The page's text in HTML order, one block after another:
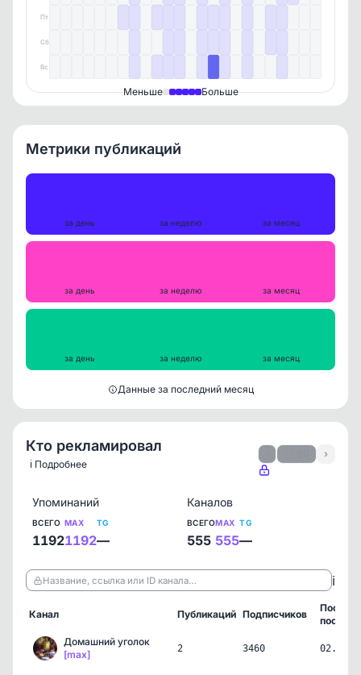
Пт
Сб
Вс
Меньше Больше
Метрики публикаций
за день за неделю за месяц
за день за неделю за месяц
за день за неделю за месяц
Данные за последний месяц
Кто рекламировал
ℹ️ Подробнее
›
Упоминаний
ВСЕГО
1192
MAX
1192
TG
—
Каналов
ВСЕГО
555
MAX
555
TG
—
Название, ссылка или ID канала… ℹ️
Канал Публикаций Подписчиков
пост
Домашний уголок
[max]
2 3460